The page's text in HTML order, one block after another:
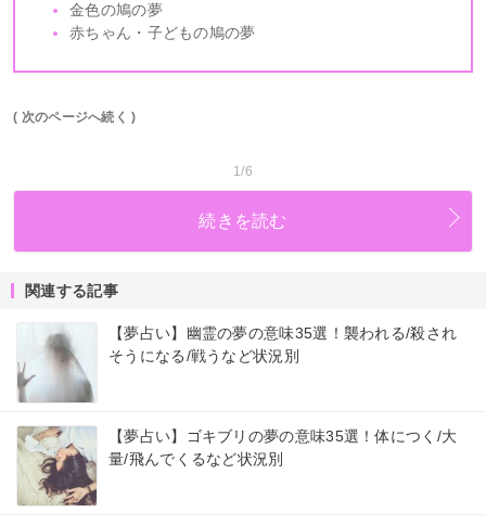
金色の鳩の夢
赤ちゃん・子どもの鳩の夢
( 次のページへ続く )
1/6
続きを読む
関連する記事
【夢占い】幽霊の夢の意味35選！襲われる/殺され
そうになる/戦うなど状況別
【夢占い】ゴキブリの夢の意味35選！体につく/大
量/飛んでくるなど状況別